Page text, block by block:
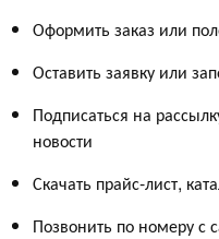
Оформить заказ или
Оставить заявку или
Подписаться на
новости
Скачать прайс-лист,
Позвонить по номеру с